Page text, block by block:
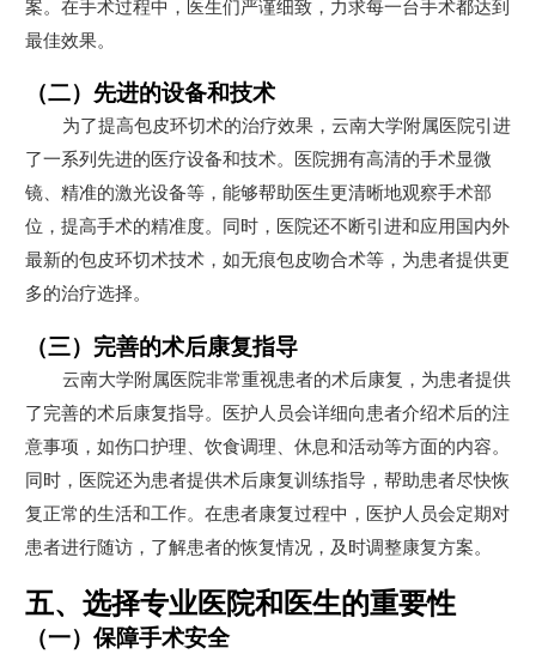
案。在手术过程中，医生们严谨细致，力求每一台手术都达到
最佳效果。
（二）先进的设备和技术
为了提高包皮环切术的治疗效果，云南大学附属医院引进
了一系列先进的医疗设备和技术。医院拥有高清的手术显微
镜、精准的激光设备等，能够帮助医生更清晰地观察手术部
位，提高手术的精准度。同时，医院还不断引进和应用国内外
最新的包皮环切术技术，如无痕包皮吻合术等，为患者提供更
多的治疗选择。
（三）完善的术后康复指导
云南大学附属医院非常重视患者的术后康复，为患者提供
了完善的术后康复指导。医护人员会详细向患者介绍术后的注
意事项，如伤口护理、饮食调理、休息和活动等方面的内容。
同时，医院还为患者提供术后康复训练指导，帮助患者尽快恢
复正常的生活和工作。在患者康复过程中，医护人员会定期对
患者进行随访，了解患者的恢复情况，及时调整康复方案。
五、选择专业医院和医生的重要性
（一）保障手术安全